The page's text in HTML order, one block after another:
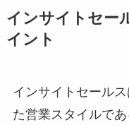
インサイトセー
イント
インサイトセール
た営業スタイルで